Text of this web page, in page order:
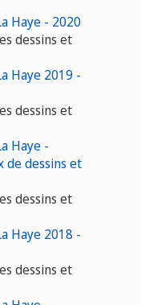
Haye - 2020
dessins et
Haye 2019 -
dessins et
Haye -
de dessins et
dessins et
Haye 2018 -
dessins et